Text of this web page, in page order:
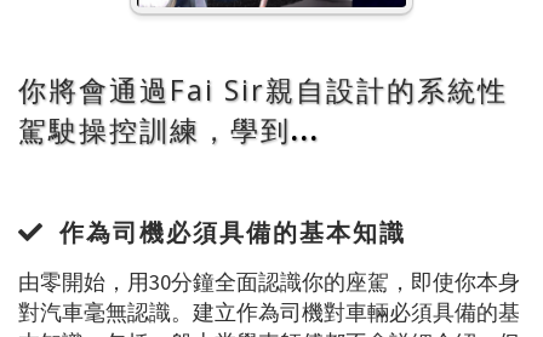
你將會通過Fai Sir親自設計的系統性
駕駛操控訓練 ，學到...
作為司機必須具備的基本知識
由零開始，用30分鐘全面認識你的座駕，即使你本身
對汽車毫無認識。建立作為司機對車輛必須具備的基